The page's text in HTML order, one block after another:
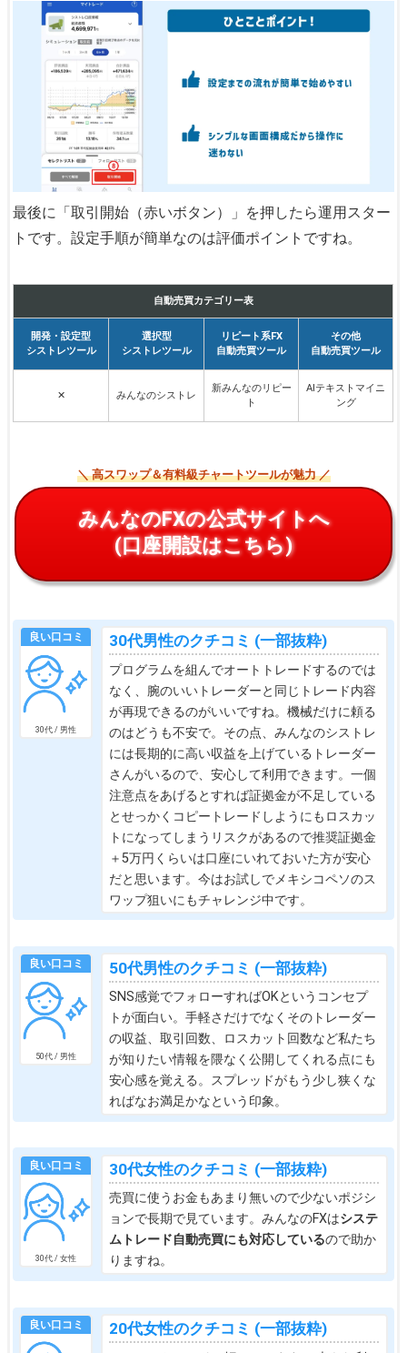
最後に「取引開始（赤いボタン）」を押したら運用スター
トです。設定手順が簡単なのは評価ポイントですね。
自動売買カテゴリー表
開発・設定型
シストレツール
選択型
シストレツール
リピート系FX
自動売買ツール
その他
自動売買ツール
✕ みんなのシストレ
新みんなのリピー
ト
AIテキストマイニ
ング
＼ 高スワップ＆有料級チャートツールが魅力 ／
みんなのFXの公式サイトへ
(口座開設はこちら)
良い口コミ
30代 / 男性
30代男性のクチコミ (一部抜粋)
プログラムを組んでオートトレードするのでは
なく、腕のいいトレーダーと同じトレード内容
が再現できるのがいいですね。機械だけに頼る
のはどうも不安で。その点、みんなのシストレ
には長期的に高い収益を上げているトレーダー
さんがいるので、安心して利用できます。一個
注意点をあげるとすれば証拠金が不足している
とせっかくコピートレードしようにもロスカッ
トになってしまうリスクがあるので推奨証拠金
＋5万円くらいは口座にいれておいた方が安心
だと思います。今はお試しでメキシコペソのス
ワップ狙いにもチャレンジ中です。
良い口コミ
50代 / 男性
50代男性のクチコミ (一部抜粋)
SNS感覚でフォローすればOKというコンセプ
トが面白い。手軽さだけでなくそのトレーダー
の収益、取引回数、ロスカット回数など私たち
が知りたい情報を隈なく公開してくれる点にも
安心感を覚える。スプレッドがもう少し狭くな
ればなお満足かなという印象。
良い口コミ
30代 / 女性
30代女性のクチコミ (一部抜粋)
売買に使うお金もあまり無いので少ないポジシ
ョンで長期で見ています。みんなのFXはシステ
ムトレード自動売買にも対応しているので助か
りますね。
良い口コミ 20代女性のクチコミ (一部抜粋)